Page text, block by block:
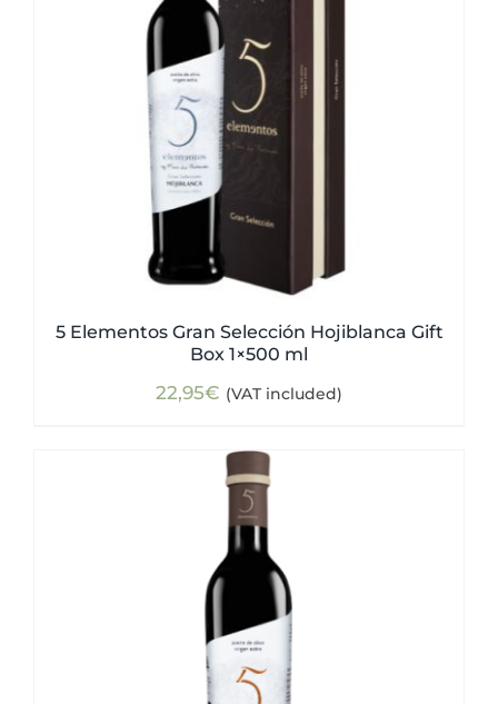
5 Elementos Gran Selección Hojiblanca Gift
Box 1×500 ml
22,95€ (VAT included)